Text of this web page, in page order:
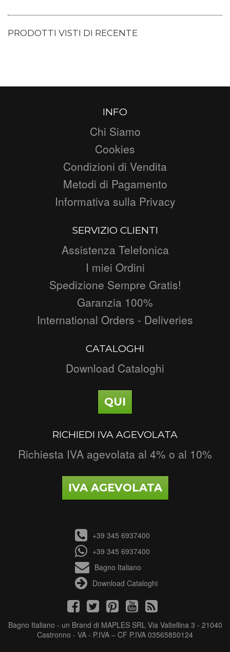
PRODOTTI VISTI DI RECENTE
INFO
Chi Siamo
Cookies
Condizioni di Vendita
Metodi di Pagamento
Informativa sulla Privacy
SERVIZIO CLIENTI
Assistenza Telefonica
I miei Ordini
Spedizione Sempre Gratis!
Garanzia 100%
International Orders - Deliveries
CATALOGHI
Download Cataloghi
QUI
RICHIEDI IVA AGEVOLATA
Richiesta IVA agevolata al 4% o al 10%
IVA AGEVOLATA
+39 345 6937400
+39 345 6937400
Bagno Italiano
Download Cataloghi
Bagno Italiano - un Brand di MAPLES SRL Via Valtellina 3 - 21040
Castronno - VA - P.IVA – CF P.IVA 03565850124